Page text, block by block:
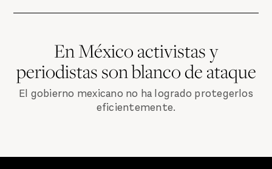
En México activistas y
periodistas son blanco de ataque
El gobierno mexicano no ha logrado protegerlos
eficientemente.